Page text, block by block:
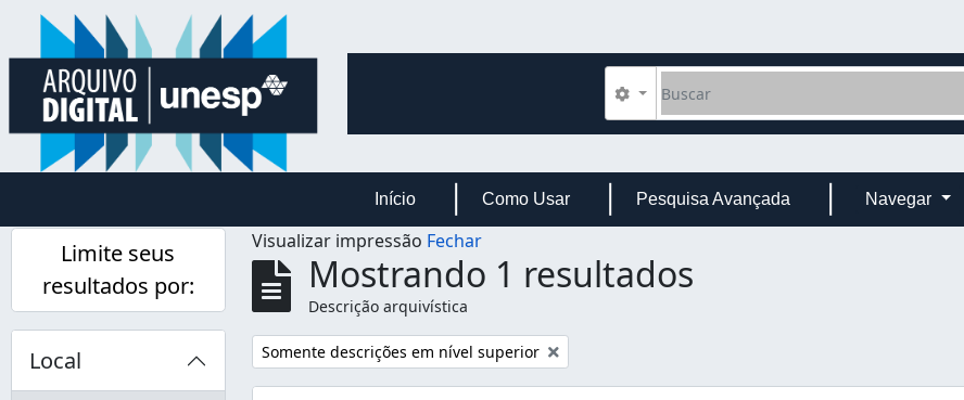
Skip to main content
Buscar
Opções de busca
Início Como Usar Pesquisa Avançada Navegar
Limite seus
resultados por:
Local
Visualizar impressão Fechar
Mostrando 1 resultados
Descrição arquivística
Remover filtro:
Somente descrições em nível superior